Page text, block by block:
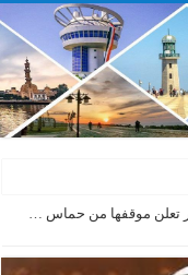
تعلن موقفها من حماس …